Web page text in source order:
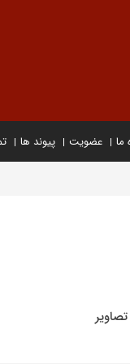
ما عضویت پیوند ها